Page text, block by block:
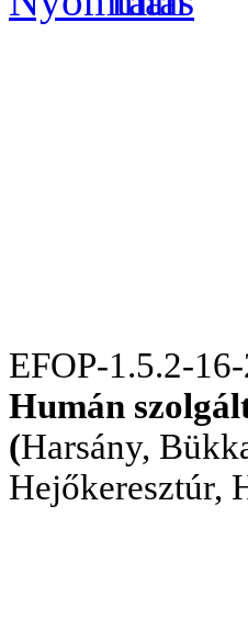
EFOP-1.5.2-
Humán
(Harsány,
Hejőkeresztúr,